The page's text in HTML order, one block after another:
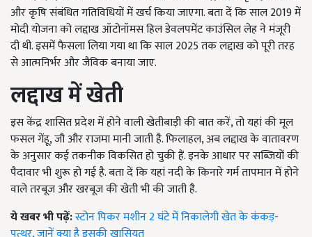
और कृषि संबंधित गतिविधियों में खर्च किया जाएगा. बता दें कि साल 2019 में
मोदी योजना को लद्दाख ऑटोनॉमस हिल डेवलपमेंट काउंसिल लेह ने मंजूरी
दी थी. इसमें फैसला लिया गया था कि साल 2025 तक लद्दाख को पूरी तरह
से आत्मनिर्भर और जैविक बनाया जाए.
लद्दाख में खेती
इस केंद्र शासित प्रदेश में होने वाली खेतीबाड़ी की बात करें, तो यहां की मूल
फसल गेंहू, जौ और राजमा मानी जाती है. फिलाहल, अब लद्दाख के वातावरण
के अनुसार कई तकनीक विकसित हो चुकी हैं. इनके आधार पर सब्जियों की
पैदावार भी शुरू हो गई है. बता दें कि यहां नदी के किनारे गर्म तापमान में होने
वाले तरबूज और खरबूज की खेती भी की जाती है.
ये खबर भी पढ़ें:स्टोन पिकर मशीन 2 घंटे में निकालेगी खेत के कंकड़-